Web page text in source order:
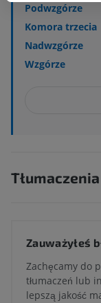
Podwzgórze
Komora trzecia
Nadwzgórze
Wzgórze
Tłumaczenia
Zauważyłeś
Zachęcamy do
tłumaczeń lub
lepszą jakość